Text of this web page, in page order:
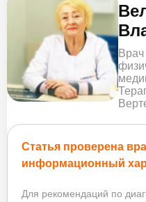
Статья проверена
информационный
Для рекомендаций по